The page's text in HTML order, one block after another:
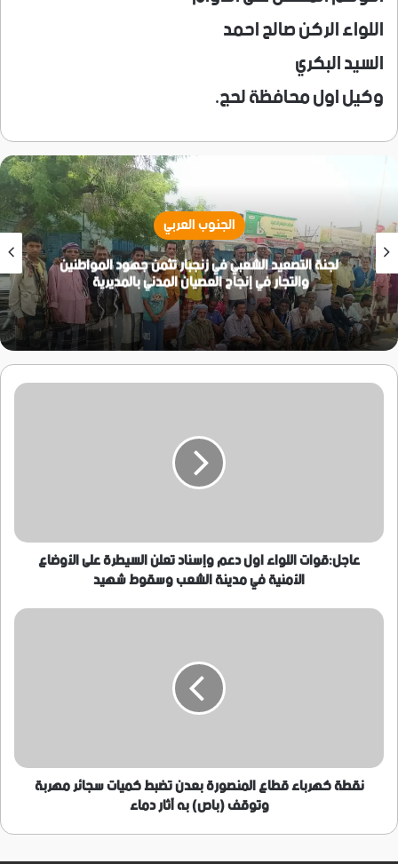
اللواء الركن صالح احمد
السيد البكري
وكيل اول محافظة لحج.
الجنوب العربي
لجنة التصعيد الشعبي في زنجبار تثمن جهود المواطنين
والتجار في إنجاح العصيان المدني بالمديرية
عاجل:قوات
الأوضاع
الأمنية
الشعب
عاجل:قوات اللواء اول دعم وإسناد تعلن السيطرة على الأوضاع
الأمنية في مدينة الشعب وسقوط شهيد
نقطة
مهربة
وتوقف
(باص)
آثار
نقطة كهرباء قطاع المنصورة بعدن تضبط كميات سجائر مهربة
وتوقف (باص) به آثار دماء